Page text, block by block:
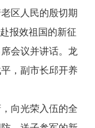
区人民的殷切期
报效祖国的新征
会议并讲话。龙
，副市长邱开养
向光荣入伍的全